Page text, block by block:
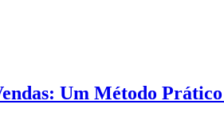
Um Método